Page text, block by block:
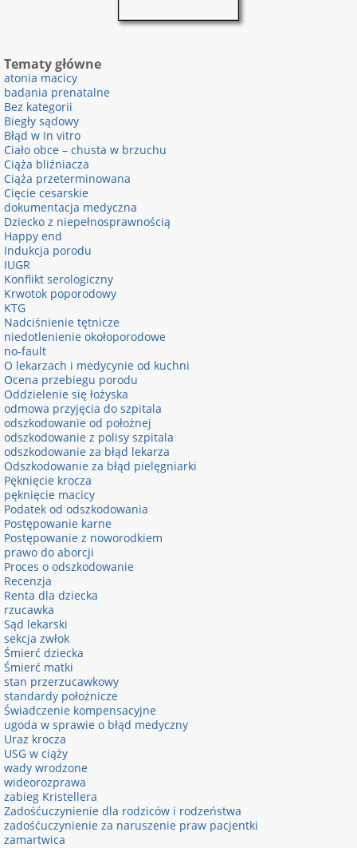
Tematy główne
atonia macicy
badania prenatalne
Bez kategorii
Biegły sądowy
Błąd w In vitro
Ciało obce – chusta w brzuchu
Ciąża bliźniacza
Ciąża przeterminowana
Cięcie cesarskie
dokumentacja medyczna
Dziecko z niepełnosprawnością
Happy end
Indukcja porodu
IUGR
Konflikt serologiczny
Krwotok poporodowy
KTG
Nadciśnienie tętnicze
niedotlenienie okołoporodowe
no-fault
O lekarzach i medycynie od kuchni
Ocena przebiegu porodu
Oddzielenie się łożyska
odmowa przyjęcia do szpitala
odszkodowanie od położnej
odszkodowanie z polisy szpitala
odszkodowanie za błąd lekarza
Odszkodowanie za błąd pielęgniarki
Pęknięcie krocza
pęknięcie macicy
Podatek od odszkodowania
Postępowanie karne
Postępowanie z noworodkiem
prawo do aborcji
Proces o odszkodowanie
Recenzja
Renta dla dziecka
rzucawka
Sąd lekarski
sekcja zwłok
Śmierć dziecka
Śmierć matki
stan przerzucawkowy
standardy położnicze
Świadczenie kompensacyjne
ugoda w sprawie o błąd medyczny
Uraz krocza
USG w ciąży
wady wrodzone
wideorozprawa
zabieg Kristellera
Zadośćuczynienie dla rodziców i rodzeństwa
zadośćuczynienie za naruszenie praw pacjentki
zamartwica